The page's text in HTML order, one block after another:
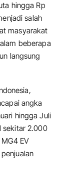
hingga Rp
salah
masyarakat
beberapa
langsung
angka
hingga Juli
sekitar 2.000
EV